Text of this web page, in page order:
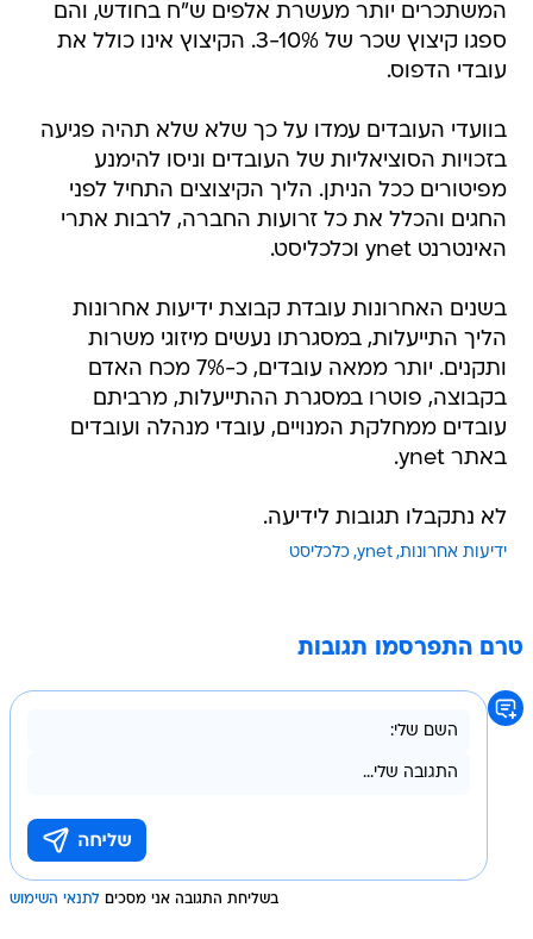
המשתכרים יותר מעשרת אלפים ש"ח בחודש, והם
ספגו קיצוץ שכר של 3-10%. הקיצוץ אינו כולל את
עובדי הדפוס.
בוועדי העובדים עמדו על כך שלא שלא תהיה פגיעה
בזכויות הסוציאליות של העובדים וניסו להימנע
מפיטורים ככל הניתן. הליך הקיצוצים התחיל לפני
החגים והכלל את כל זרועות החברה, לרבות אתרי
האינטרנט ynet וכלכליסט.
בשנים האחרונות עובדת קבוצת ידיעות אחרונות
הליך התייעלות, במסגרתו נעשים מיזוגי משרות
ותקנים. יותר ממאה עובדים, כ-7% מכח האדם
בקבוצה, פוטרו במסגרת ההתייעלות, מרביתם
עובדים ממחלקת המנויים, עובדי מנהלה ועובדים
באתר ynet.
לא נתקבלו תגובות לידיעה.
ידיעות אחרונות ynet כלכליסט
טרם התפרסמו תגובות
בשליחת התגובה אני מסכים לתנאי השימוש